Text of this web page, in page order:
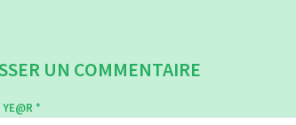
UN COMMENTAIRE
*